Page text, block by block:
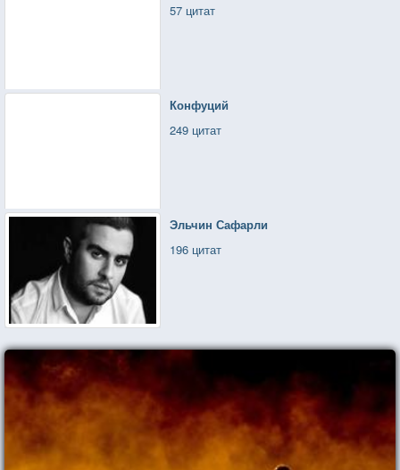
57 цитат
Конфуций
249 цитат
Эльчин Сафарли
196 цитат